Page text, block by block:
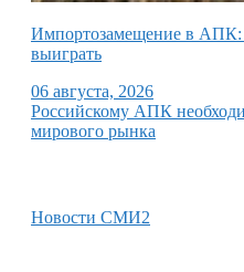
Импортозамещение в АПК:
выиграть
06 августа, 2026
Российскому АПК
мирового рынка
Новости СМИ2